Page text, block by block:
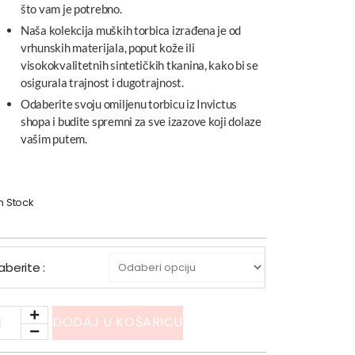
što vam je potrebno.
Naša kolekcija muških torbica izrađena je od
vrhunskih materijala, poput kože ili
visokokvalitetnih sintetičkih tkanina, kako bi se
osigurala trajnost i dugotrajnost.
Odaberite svoju omiljenu torbicu iz Invictus
shopa i budite spremni za sve izazove koji dolaze
vašim putem.
Stock
:
DODAJ U KOŠARICU